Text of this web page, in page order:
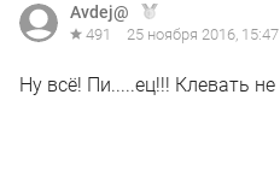
Avdej@
491 25 ноября 2016, 15:47
Ну всё! Пи.....ец!!! Клевать не